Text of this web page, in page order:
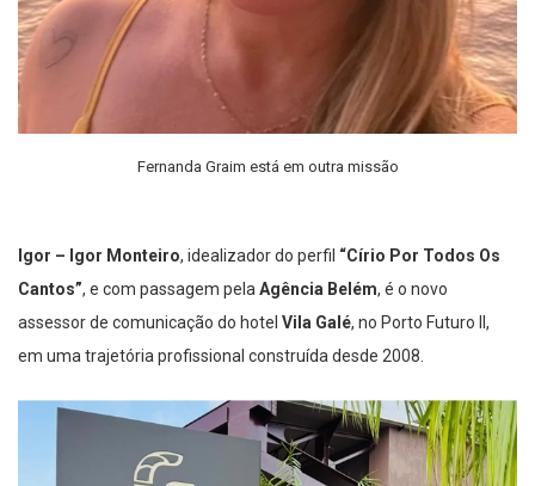
Fernanda Graim está em outra missão
Igor – Igor Monteiro, idealizador do perfil “Círio Por Todos Os
Cantos”, e com passagem pela Agência Belém, é o novo
assessor de comunicação do hotel Vila Galé, no Porto Futuro II,
em uma trajetória profissional construída desde 2008.